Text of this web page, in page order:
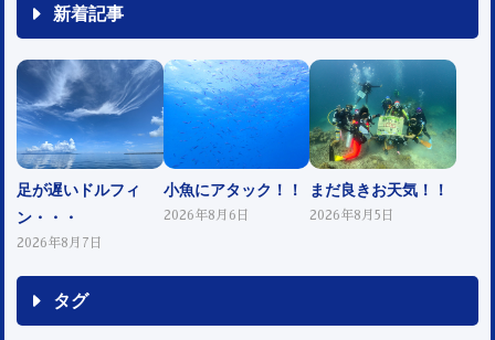
新着記事
足が遅いドルフィ
ン・・・
2026年8月7日
小魚にアタック！！
2026年8月6日
まだ良きお天気！！
2026年8月5日
タグ